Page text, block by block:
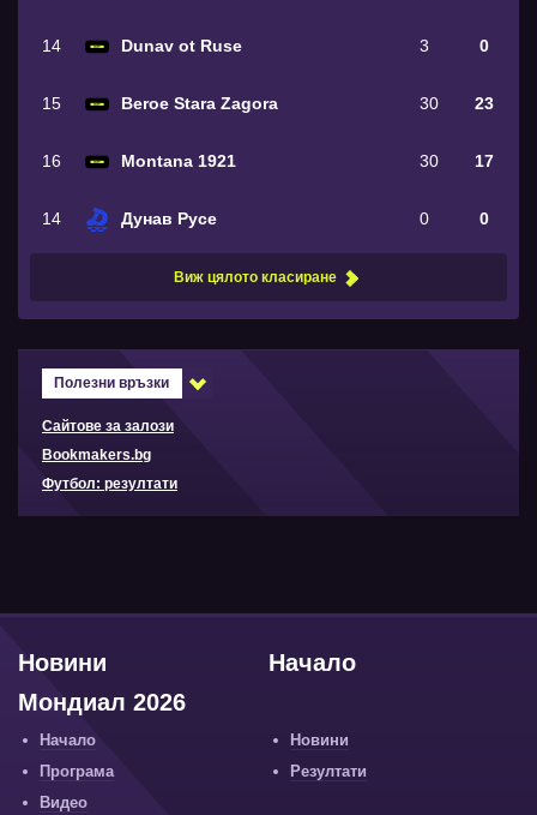
14 Dunav ot Ruse 3 0
15 Beroe Stara Zagora 30 23
16 Montana 1921 30 17
14 Дунав Русе 0 0
Виж цялото класиране
Полезни връзки
Сайтове за залози
Bookmakers.bg
Футбол: резултати
Начало
Новини
Мондиал 2026
Начало
Новини
Програма
Резултати
Видео